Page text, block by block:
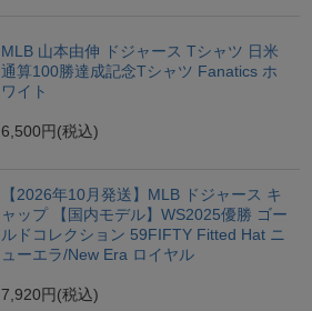
MLB 山本由伸 ドジャース Tシャツ 日米
通算100勝達成記念Tシャツ Fanatics ホ
ワイト
6,500円 (税込)
【2026年10月発送】MLB ドジャース キ
ャップ 【国内モデル】WS2025優勝 ゴー
ルドコレクション 59FIFTY Fitted Hat ニ
ューエラ/New Era ロイヤル
7,920円 (税込)